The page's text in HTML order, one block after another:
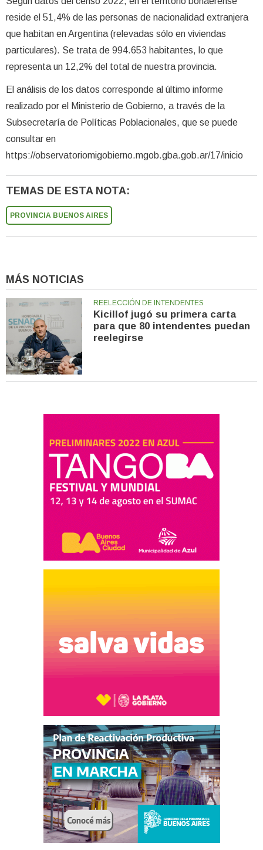
reside el 51,4% de las personas de nacionalidad extranjera
que habitan en Argentina (relevadas sólo en viviendas
particulares). Se trata de 994.653 habitantes, lo que
representa un 12,2% del total de nuestra provincia.
El análisis de los datos corresponde al último informe
realizado por el Ministerio de Gobierno, a través de la
Subsecretaría de Políticas Poblacionales, que se puede
consultar en
https://observatoriomigobierno.mgob.gba.gob.ar/17/inicio
TEMAS DE ESTA NOTA:
PROVINCIA BUENOS AIRES
MÁS NOTICIAS
REELECCIÓN DE INTENDENTES
Kicillof jugó su primera carta
para que 80 intendentes puedan
reelegirse